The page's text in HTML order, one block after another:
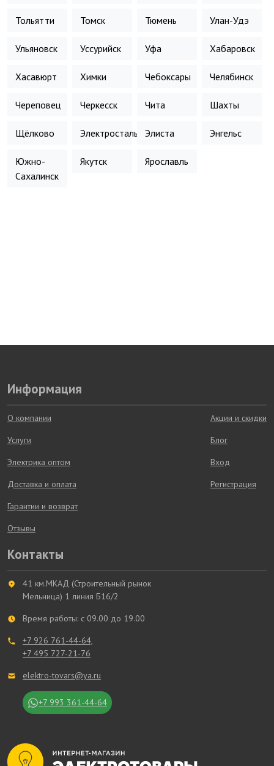
Тольятти Томск Тюмень Улан-Удэ
Ульяновск Уссурийск Уфа Хабаровск
Хасавюрт Химки Чебоксары Челябинск
Череповец Черкесск Чита Шахты
Щёлково Электросталь Элиста Энгельс
Южно-
Сахалинск
Якутск Ярославль
Контакты
41 км.МКАД (Строительный рынок
Мельница) 1 линия Б16/2
Время работы: с 09.00 до 19.00
+7 926 761-44-64,
+7 495 727-21-76
elektro-tovars@ya.ru
+7 993 361-44-64
Информация
О компании
Услуги
Электрика оптом
Доставка и оплата
Гарантии и возврат
Отзывы
Акции и скидки
Блог
Вход
Регистрация